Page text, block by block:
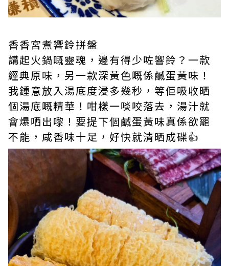
香香宮煮響鈴拼盤
講起火鍋嘅靈魂，邊有得少咗響鈴？一款
經典原味，另一款深黃色嘅係鹹蛋黃味！
我鍾意放入湯底度浸多幾秒，等佢吸收晒
個湯底嘅精華！咁樣一啖咬落去，湯汁就
會爆哂出嚟！要提下個鹹蛋黃味真係欲罷
不能，咸香味十足，好快就清晒成碟👍